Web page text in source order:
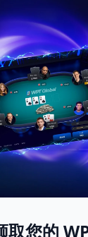
取您的